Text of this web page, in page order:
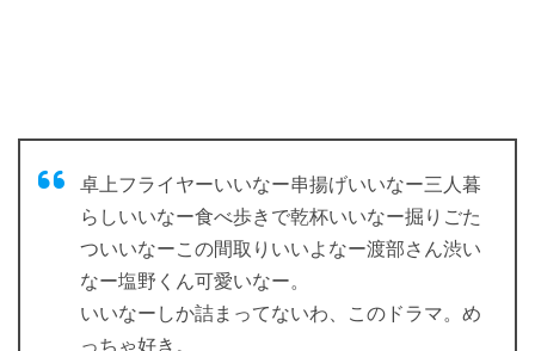
卓上フライヤーいいなー串揚げいいなー三人暮
らしいいなー食べ歩きで乾杯いいなー掘りごた
ついいなーこの間取りいいよなー渡部さん渋い
なー塩野くん可愛いなー。
いいなーしか詰まってないわ、このドラマ。め
っちゃ好き。